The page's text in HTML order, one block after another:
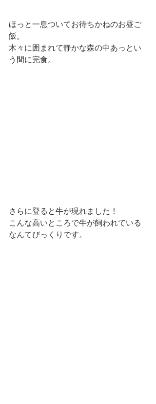
ほっと一息ついてお待ちかねのお昼ご
飯。
木々に囲まれて静かな森の中あっとい
う間に完食。
さらに登ると牛が現れました！
こんな高いところで牛が飼われている
なんてびっくりです。